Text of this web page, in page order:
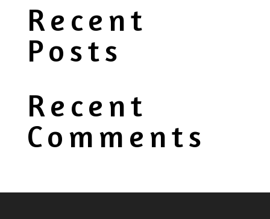
Recent
Posts
Recent
Comments